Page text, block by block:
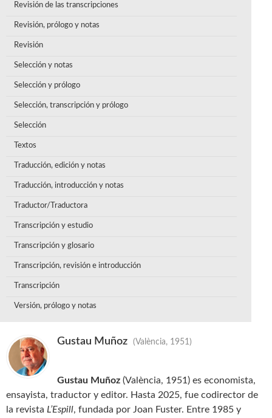
Revisión de las transcripciones
Revisión, prólogo y notas
Revisión
Selección y notas
Selección y prólogo
Selección, transcripción y prólogo
Selección
Textos
Traducción, edición y notas
Traducción, introducción y notas
Traductor/Traductora
Transcripción y estudio
Transcripción y glosario
Transcripción, revisión e introducción
Transcripción
Versión, prólogo y notas
Gustau Muñoz (València, 1951)
Gustau Muñoz (València, 1951) es economista,
ensayista, traductor y editor. Hasta 2025, fue codirector de
la revista L’Espill, fundada por Joan Fuster. Entre 1985 y